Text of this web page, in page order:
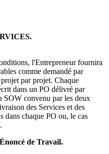
l'Entrepreneur fournira
comme demandé par
par projet. Chaque
dans un PO délivré par
SOW convenu par les deux
des Services et des
dans chaque PO ou, le cas
de Travail.